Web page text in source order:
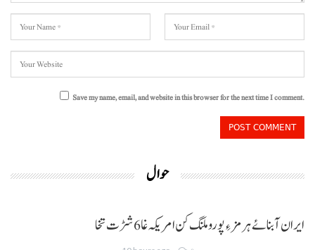
Save my name, email, and website in this browser for the next time I comment.
حوال
ایران آبنائے ہرمز ءِ پورو ملنگ کن امریکہ غا 6 شڑت تخا